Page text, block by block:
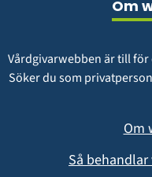
Om
Vårdgivarwebben är till för
Söker du som
Om
Så